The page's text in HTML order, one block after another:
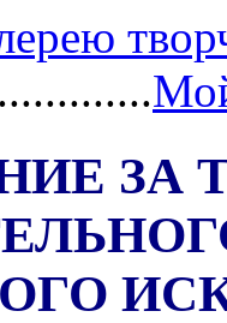
ЗА